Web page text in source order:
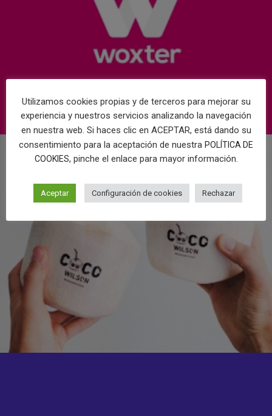
Utilizamos cookies propias y de terceros para mejorar su
experiencia y nuestros servicios analizando la navegación
en nuestra web. Si haces clic en ACEPTAR, está dando su
consentimiento para la aceptación de nuestra POLÍTICA DE
COOKIES, pinche el enlace para mayor información.
Aceptar Configuración de cookies Rechazar